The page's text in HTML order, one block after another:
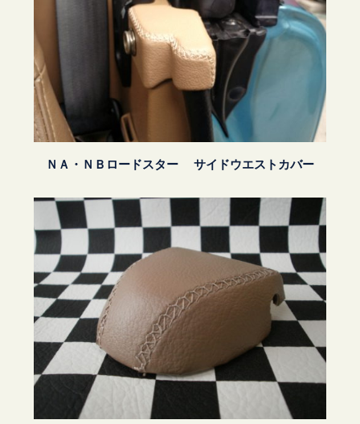
ＮＡ・ＮＢロードスター サイドウエストカバー